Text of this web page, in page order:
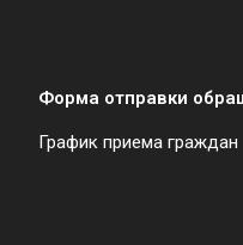
Форма отправки
График приема граждан